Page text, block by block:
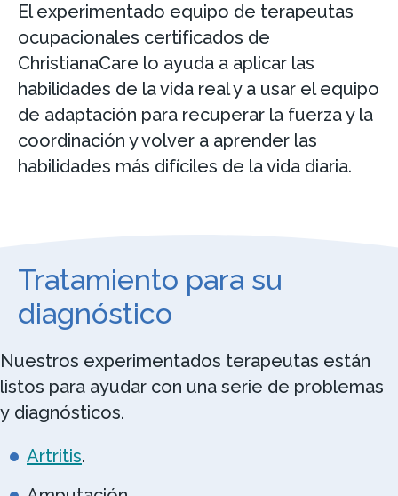
El experimentado equipo de terapeutas
ocupacionales certificados de
ChristianaCare lo ayuda a aplicar las
habilidades de la vida real y a usar el equipo
de adaptación para recuperar la fuerza y la
coordinación y volver a aprender las
habilidades más difíciles de la vida diaria.
Tratamiento para su
diagnóstico
Nuestros experimentados terapeutas están
listos para ayudar con una serie de problemas
y diagnósticos.
Artritis.